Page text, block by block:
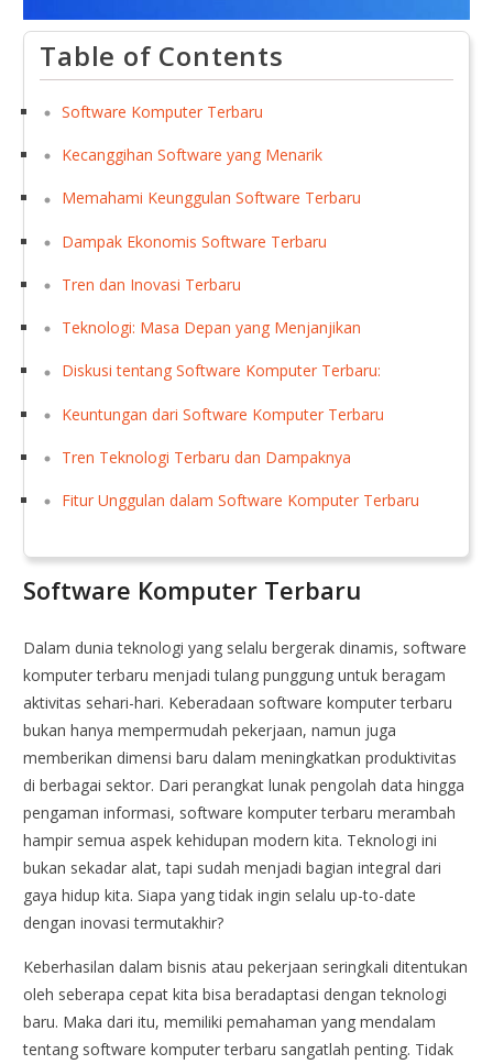
Table of Contents
Software Komputer Terbaru
Kecanggihan Software yang Menarik
Memahami Keunggulan Software Terbaru
Dampak Ekonomis Software Terbaru
Tren dan Inovasi Terbaru
Teknologi: Masa Depan yang Menjanjikan
Diskusi tentang Software Komputer Terbaru:
Keuntungan dari Software Komputer Terbaru
Tren Teknologi Terbaru dan Dampaknya
Fitur Unggulan dalam Software Komputer Terbaru
Software Komputer Terbaru
Dalam dunia teknologi yang selalu bergerak dinamis, software
komputer terbaru menjadi tulang punggung untuk beragam
aktivitas sehari-hari. Keberadaan software komputer terbaru
bukan hanya mempermudah pekerjaan, namun juga
memberikan dimensi baru dalam meningkatkan produktivitas
di berbagai sektor. Dari perangkat lunak pengolah data hingga
pengaman informasi, software komputer terbaru merambah
hampir semua aspek kehidupan modern kita. Teknologi ini
bukan sekadar alat, tapi sudah menjadi bagian integral dari
gaya hidup kita. Siapa yang tidak ingin selalu up-to-date
dengan inovasi termutakhir?
Keberhasilan dalam bisnis atau pekerjaan seringkali ditentukan
oleh seberapa cepat kita bisa beradaptasi dengan teknologi
baru. Maka dari itu, memiliki pemahaman yang mendalam
tentang software komputer terbaru sangatlah penting. Tidak